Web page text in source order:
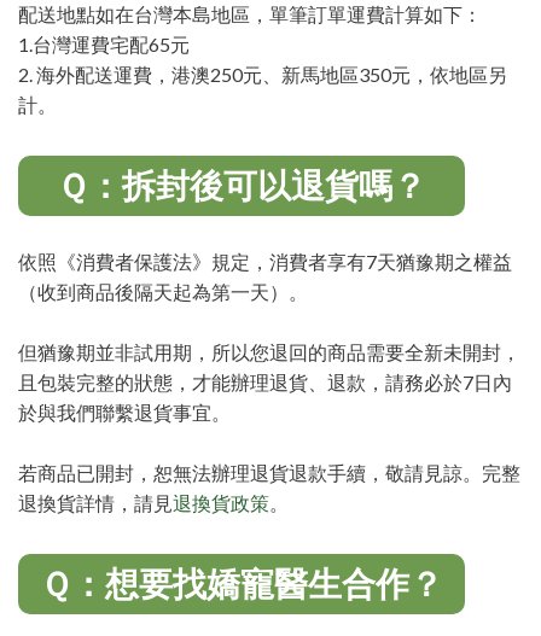
配送地點如在台灣本島地區，單筆訂單運費計算如下：
1.台灣運費宅配65元
2. 海外配送運費，港澳250元、新馬地區350元，依地區另
計。
Ｑ：拆封後可以退貨嗎？
依照《消費者保護法》規定，消費者享有7天猶豫期之權益
（收到商品後隔天起為第一天）。
但猶豫期並非試用期，所以您退回的商品需要全新未開封，
且包裝完整的狀態，才能辦理退貨、退款，請務必於7日內
於與我們聯繫退貨事宜。
若商品已開封，恕無法辦理退貨退款手續，敬請見諒。完整
退換貨詳情，請見退換貨政策
Ｑ：想要找嬌寵醫生合作？